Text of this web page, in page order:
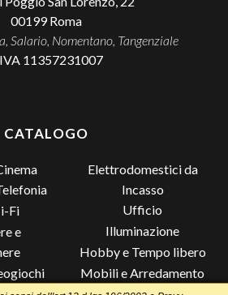
00199 Roma
Salario, Nomentano, Tangenziale
11357231007
CATALOGO
Fi
e
Elettrodomestici da
Incasso
Ufficio
Illuminazione
Hobby e Tempo libero
Mobili e Arredamento